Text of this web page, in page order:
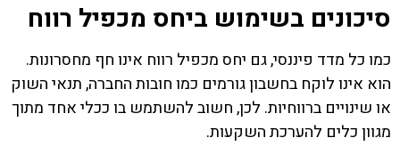
סיכונים בשימוש ביחס מכפיל רווח
כמו כל מדד פיננסי, גם יחס מכפיל רווח אינו חף מחסרונות.
הוא אינו לוקח בחשבון גורמים כמו חובות החברה, תנאי השוק
או שינויים ברווחיות. לכן, חשוב להשתמש בו ככלי אחד מתוך
מגוון כלים להערכת השקעות.